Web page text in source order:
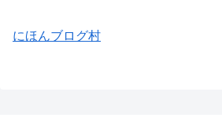
にほんブログ村